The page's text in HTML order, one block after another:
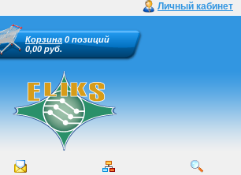
Личный кабинет
Корзина 0 позиций
0,00 руб.